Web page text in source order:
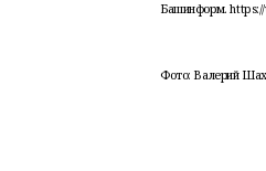
Башинформ. https://
Фото: Валерий